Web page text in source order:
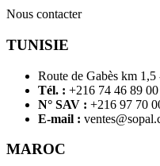
Nous contacter
TUNISIE
Route de Gabès km
Tél. : +216 74 46 89 00
N° SAV : +216 97 70
E-mail :
MAROC